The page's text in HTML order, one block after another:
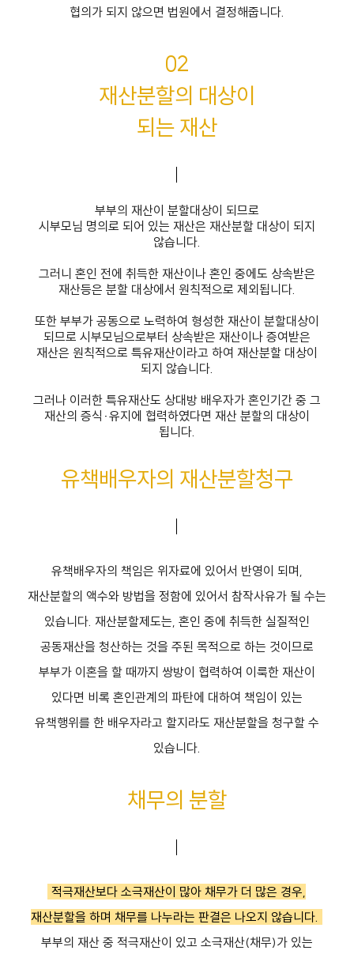
협의가 되지 않으면 법원에서 결정해줍니다.
02
재산분할의 대상이
되는 재산
부부의 재산이 분할대상이 되므로
시부모님 명의로 되어 있는 재산은 재산분할 대상이 되지
않습니다.
그러니 혼인 전에 취득한 재산이나 혼인 중에도 상속받은
재산등은 분할 대상에서 원칙적으로 제외됩니다.
또한 부부가 공동으로 노력하여 형성한 재산이 분할대상이
되므로 시부모님으로부터 상속받은 재산이나 증여받은
재산은 원칙적으로 특유재산이라고 하여 재산분할 대상이
되지 않습니다.
그러나 이러한 특유재산도 상대방 배우자가 혼인기간 중 그
재산의 증식·유지에 협력하였다면 재산 분할의 대상이
됩니다.
유책배우자의 재산분할청구
유책배우자의 책임은 위자료에 있어서 반영이 되며,
재산분할의 액수와 방법을 정함에 있어서 참작사유가 될 수는
있습니다. 재산분할제도는, 혼인 중에 취득한 실질적인
공동재산을 청산하는 것을 주된 목적으로 하는 것이므로
부부가 이혼을 할 때까지 쌍방이 협력하여 이룩한 재산이
있다면 비록 혼인관계의 파탄에 대하여 책임이 있는
유책행위를 한 배우자라고 할지라도 재산분할을 청구할 수
있습니다.
채무의 분할
적극재산보다 소극재산이 많아 채무가 더 많은 경우,
재산분할을 하며 채무를 나누라는 판결은 나오지 않습니다.
부부의 재산 중 적극재산이 있고 소극재산(채무)가 있는